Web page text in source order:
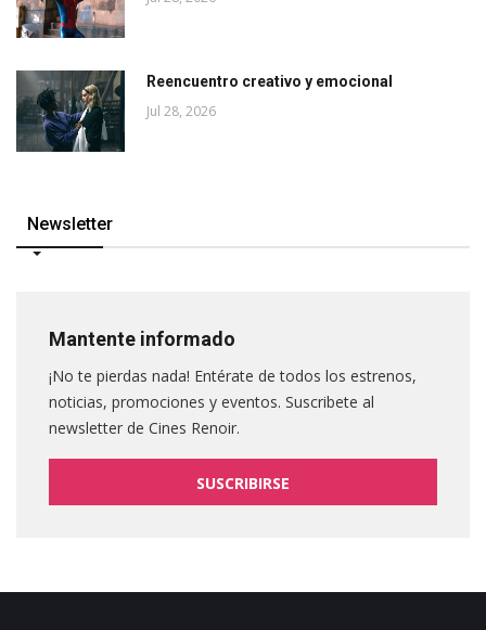
Reencuentro creativo y emocional
Jul 28, 2026
Newsletter
Mantente informado
¡No te pierdas nada! Entérate de todos los estrenos,
noticias, promociones y eventos. Suscribete al
newsletter de Cines Renoir.
SUSCRIBIRSE